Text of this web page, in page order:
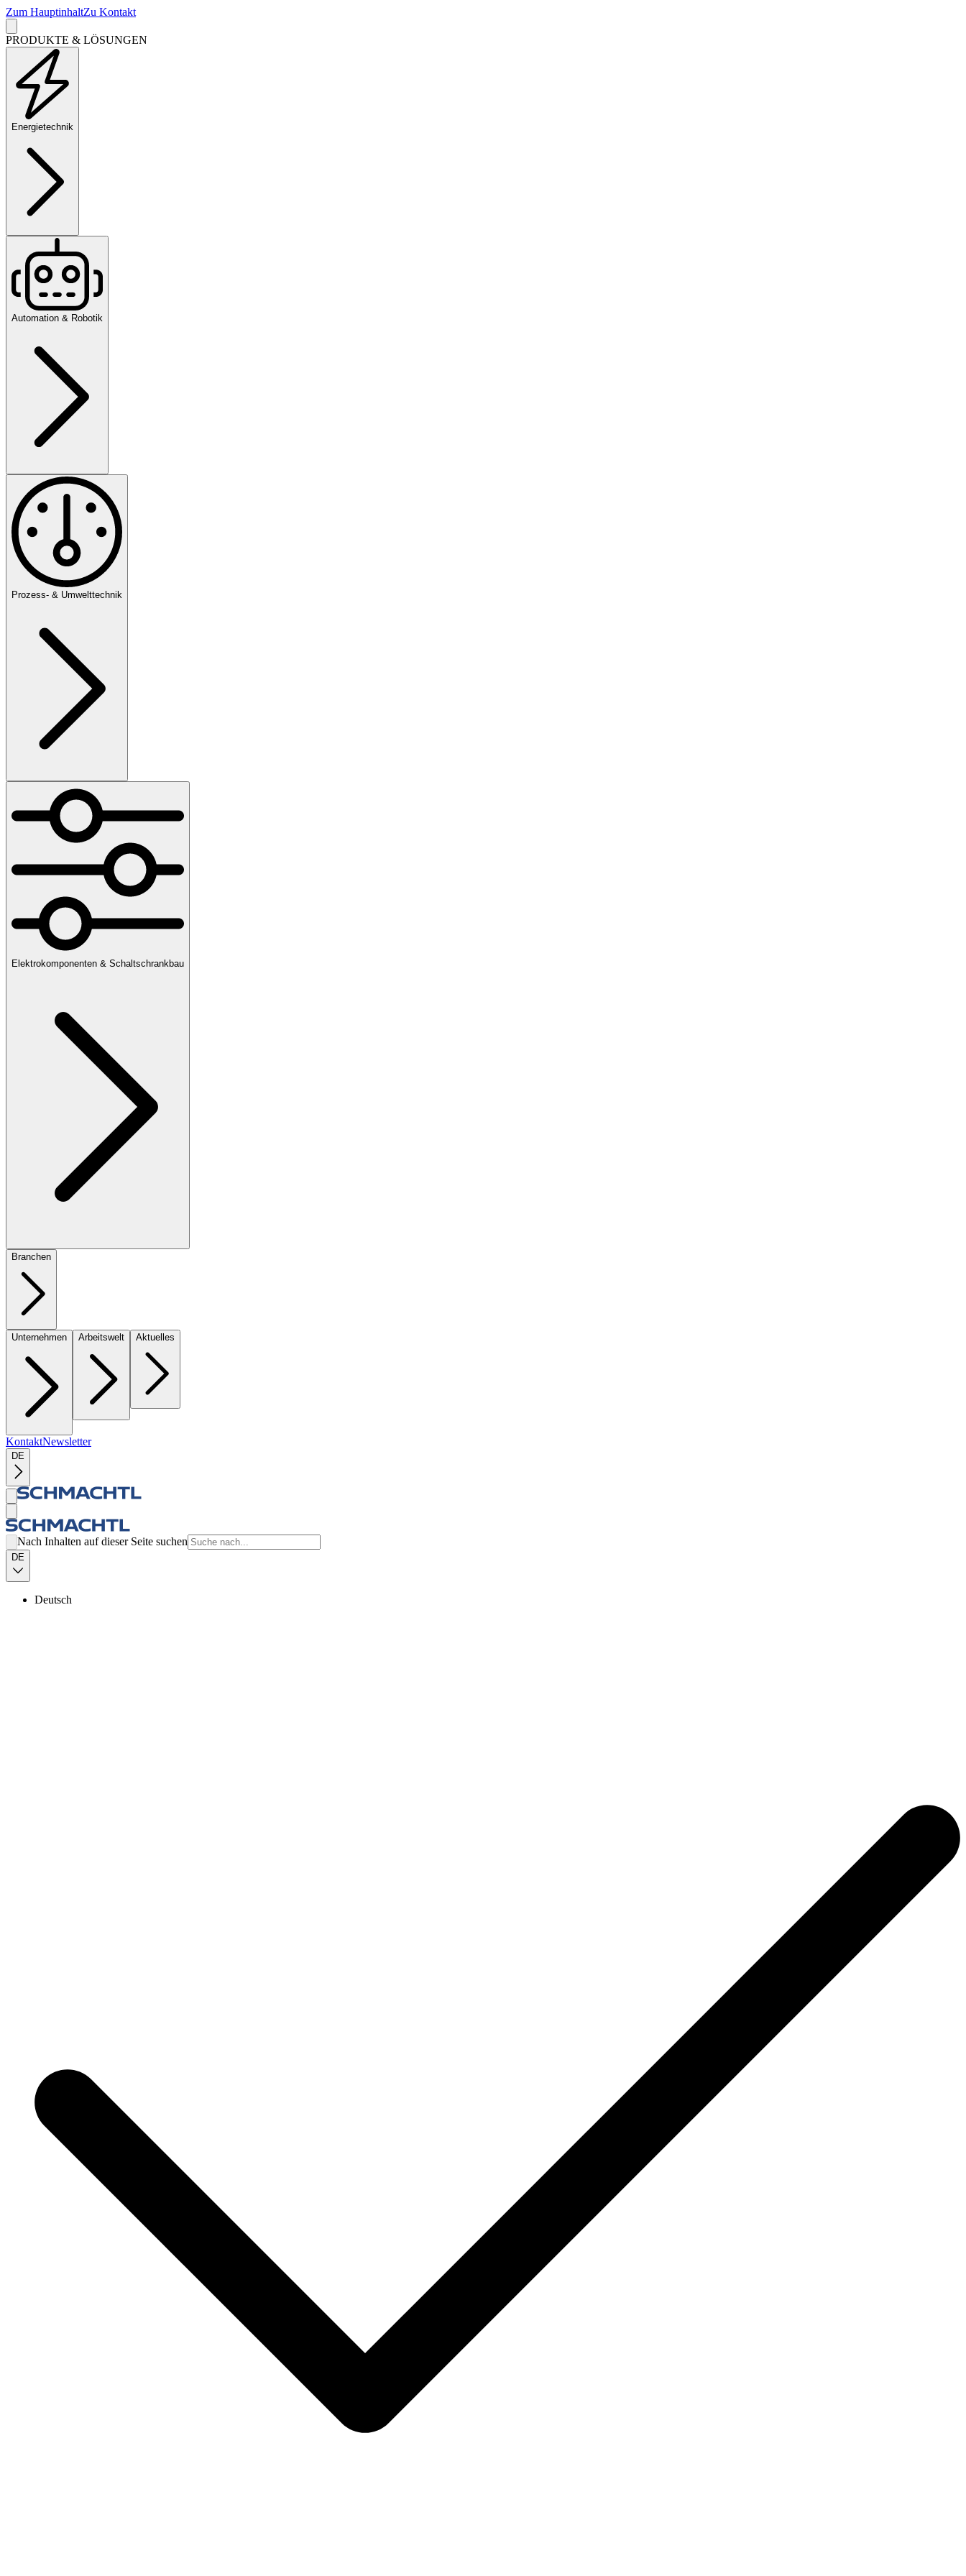
Zum HauptinhaltZu Kontakt
PRODUKTE & LÖSUNGEN
Energietechnik
Automation & Robotik
Prozess- & Umwelttechnik
Elektrokomponenten & Schaltschrankbau
Branchen
Unternehmen Arbeitswelt Aktuelles
KontaktNewsletter
DE
Nach Inhalten auf dieser Seite suchen
DE
Deutsch